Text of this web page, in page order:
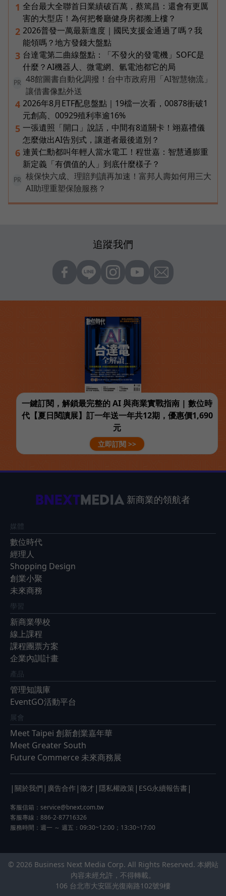
1 全台最大全聯首日業績破百萬，蔡篤昌：還會有更厲
害的大型店！為何把餐廳健身房都搬上樓？
2 2026普發一萬最新進度｜國民支援金通過了嗎？我
能領嗎？地方發錢大盤點
3 台達電第二曲線盤點：「不發火的發電機」SOFC是
什麼？AI機器人、微電網、氫電池都它的局
PR
48館圖書自動化調撥！台中市政府用「AI智慧物流」
讓借書像點外送
4 2026年8月ETF配息盤點｜19檔一次看，00878衝破1
元創高、00929殖利率逾16%
5 一張遺照「開口」說話，中間有8道關卡！翊嘉禮儀
怎麼做出AI告別式，讓逝者最後道別？
6 連黃仁勳都叫年輕人當水電工！程世嘉：智慧通膨重
新定義「有價值的人」到底什麼樣子？
PR
核保快六成、理賠判讀再加速！富邦人壽如何用三大
AI助理重塑保險服務？
追蹤我們
一鍵訂閱，解鎖最完整的 AI 與商業實戰指南 | 數位時
代【夏日閱讀展】訂一年送一年共12期，優惠價1,690
元
立即訂閱 >>
新商業的領航者
媒體
數位時代
經理人
Shopping Design
創業小聚
未來商務
學習
新商業學校
線上課程
課程團票方案
企業內訓計畫
產品
管理知識庫
EventGO活動平台
展會
Meet Taipei 創新創業嘉年華
Meet Greater South
Future Commerce 未來商務展
| 關於我們 | 廣告合作 | 徵才 | 隱私權政策 | ESG永續報告書 |
客服信箱： service@bnext.com.tw
客服專線：886-2-87716326
服務時間：週一 ～ 週五：09:30~12:00；13:30~17:00
© 2026 Business Next Media Corp. All Rights Reserved. 本網站
內容未經允許，不得轉載。
106 台北市大安區光復南路102號9樓